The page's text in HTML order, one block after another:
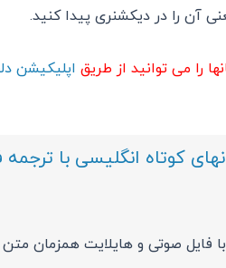
آن را در دیکشنری پیدا کنید.
را می توانید از طریق اپلیکیشن
کوتاه انگلیسی با
فایل صوتی و هایلایت همزمان متن